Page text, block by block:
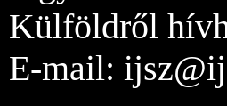
Külföldről
E-mail: